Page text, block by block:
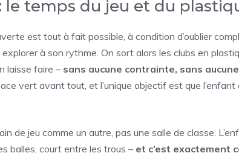
: le temps du jeu et du
est tout à fait possible, à condition d’oublier
à son rythme. On sort alors les clubs en
laisse faire – sans aucune contrainte, sans
vert avant tout, et l’unique objectif est que
de jeu comme un autre, pas une salle de classe.
balles, court entre les trous – et c’est exactement